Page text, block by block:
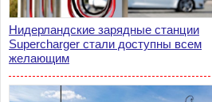
Нидерландские зарядные станции
Supercharger стали доступны всем
желающим